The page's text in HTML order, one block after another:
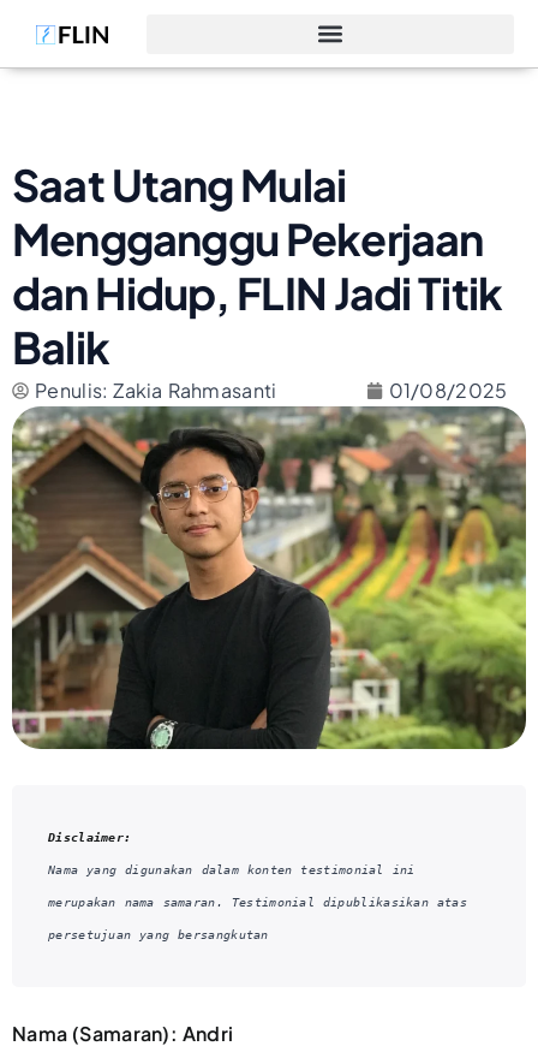
Saat Utang Mulai
Mengganggu Pekerjaan
dan Hidup, FLIN Jadi Titik
Balik
Penulis: Zakia Rahmasanti 01/08/2025
Disclaimer:
Nama yang digunakan dalam konten testimonial ini
merupakan nama samaran. Testimonial dipublikasikan atas
persetujuan yang bersangkutan
Nama (Samaran): Andri